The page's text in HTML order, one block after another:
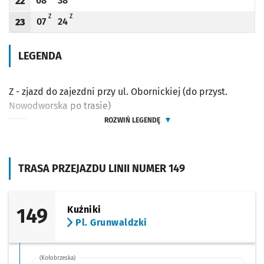
TRASA PRZEJAZDU LINII NUMER 149
149
Kuźniki
Pl. Grunwaldzki
(Kołobrzeska)
Godzina odjazdu
Odjazd
minut po godzinie 22
Odjazd
minut po godzinie 22
Godzina odjazdu
23
Odjazd
07
minut po godzinie 23
ZZ - ZJAZD DO ZAJEZDNI PRZY UL. OBORNICKIEJ (DO PRZYST. NOWODWORSKA PO
Odjazd
24
minut po godzinie 23
ZZ - ZJAZD DO ZAJEZDNI PRZY UL. OBORNICKIEJ (DO PRZYST.
LEGENDA
Z - zjazd do zajezdni przy ul. Obornickiej (do przyst.
Nowodworska po trasie)
ROZWIŃ LEGENDĘ